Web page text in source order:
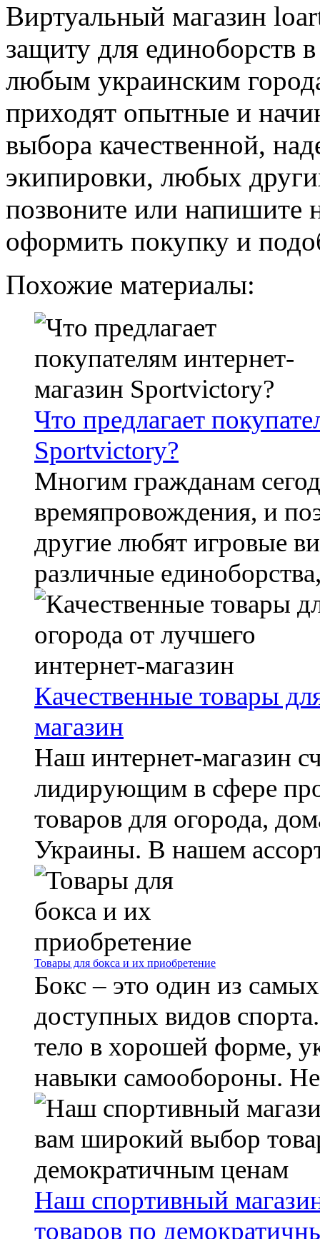
Виртуальный магазин
защиту для единоборств
любым украинским
приходят опытные и
выбора качественной,
экипировки, любых
позвоните или
оформить покупку и
Похожие материалы:
Что предлагает
Sportvictory?
Многим гражданам
времяпровождения, и
другие любят игровые
различные
Качественные товары
магазин
Наш интернет-магазин
лидирующим в сфере
товаров для огорода,
Украины. В нашем
Товары для бокса и их приобретение
Бокс – это один из
доступных видов
тело в хорошей форме,
навыки самообороны.
Наш спортивный
товаров по